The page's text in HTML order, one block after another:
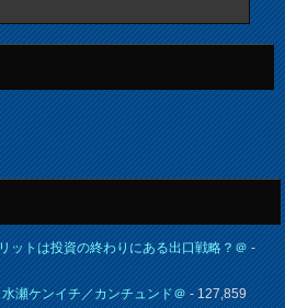
ットは投資の終わりにある出口戦略？＠-
瀬ケンイチ／カンチュンド＠- 127,859